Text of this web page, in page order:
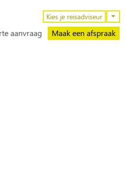
Kies je reisadviseur
aanvraag Maak een afspraak